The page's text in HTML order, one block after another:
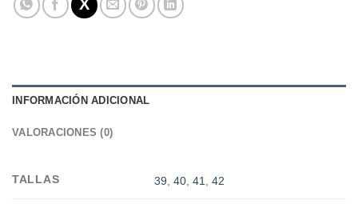
INFORMACIÓN ADICIONAL
VALORACIONES (0)
TALLAS 39 ,40 ,41 ,42